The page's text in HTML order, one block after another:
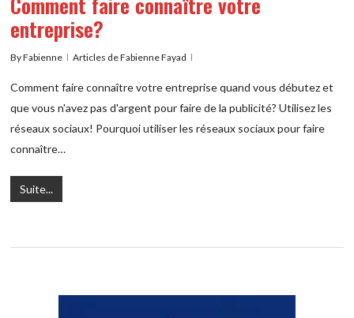
entreprise?
ByFabienne Articles de Fabienne Fayad
Comment faire connaître votre entreprise quand vous débutez et
que vous n'avez pas d'argent pour faire de la publicité? Utilisez les
réseaux sociaux! Pourquoi utiliser les réseaux sociaux pour faire
connaître…
Suite...